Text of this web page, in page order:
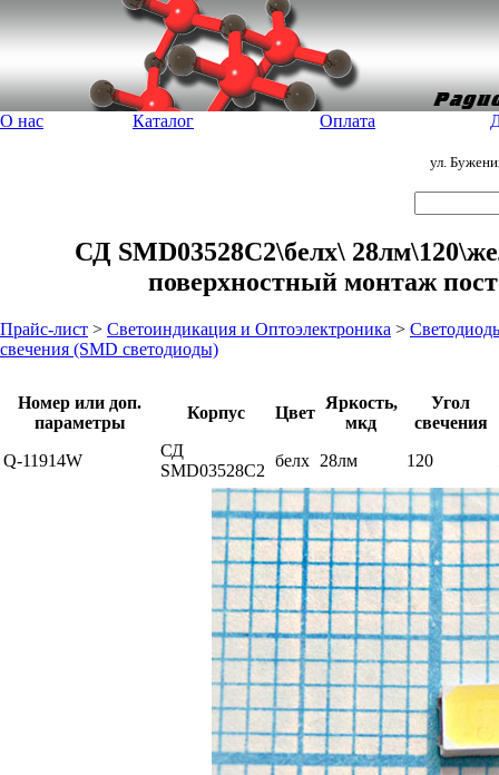
О нас Каталог Оплата
ул.
СД SMD03528C2\белх\
поверхностный монтаж
Прайс-лист > Светоиндикация и Оптоэлектроника >
свечения (SMD светодиоды)
Номер или доп.
параметры
Корпус Цвет
Яркость,
мкд
Угол
свечения
Q-11914W
СД
SMD03528C2
белх 28лм 120